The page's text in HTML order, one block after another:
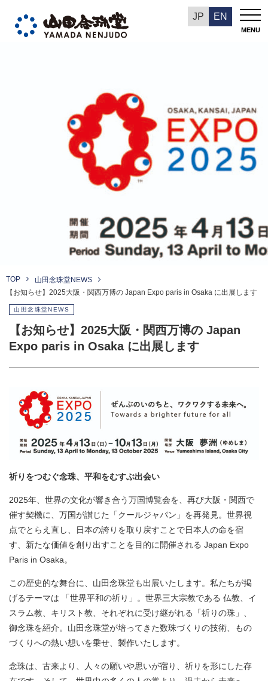
JP EN
MENU
山田念珠堂NEWS
TOP
山田念珠堂NEWS
【お知らせ】2025大阪・関西万博の Japan Expo paris in Osaka に出展します
山田念珠堂NEWS
【お知らせ】2025大阪・関西万博の Japan
Expo paris in Osaka に出展します
祈りをつむぐ念珠、平和をむすぶ出会い
2025年、世界の文化が響き合う万国博覧会を、再び大阪・関西で
催す契機に、万国が讃じた「クールジャパン」を再発見。世界視
点でとらえ直し、日本の誇りを取り戻すことで日本人の命を宿
す、新たな価値を創り出すことを目的に開催される Japan Expo
Paris in Osaka。
この歴史的な舞台に、山田念珠堂も出展いたします。私たちが掲
げるテーマは 「世界平和の祈り」。世界三大宗教である 仏教、イ
スラム教、キリスト教、それぞれに受け継がれる「祈りの珠」、
御念珠を紹介。山田念珠堂が培ってきた数珠づくりの技術、もの
づくりへの熱い想いを乗せ、製作いたします。
念珠は、古来より、人々の願いや思いが宿り、祈りを形にした存